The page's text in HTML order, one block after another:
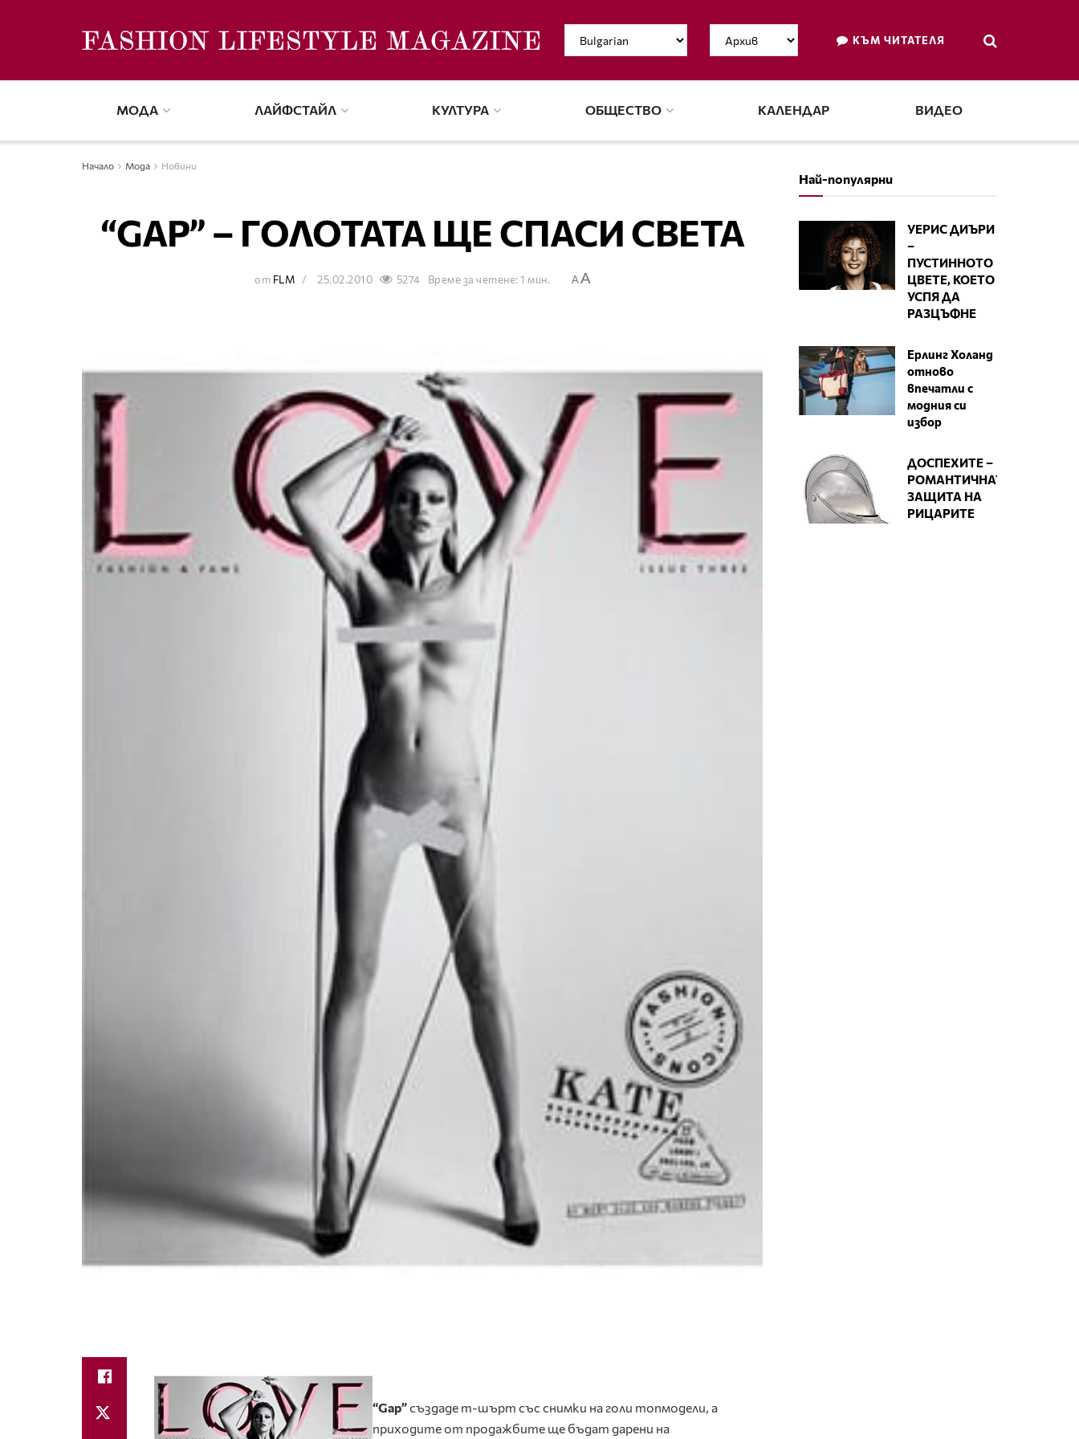
КЪМ ЧИТАТЕЛЯ
МОДА ЛАЙФСТАЙЛ КУЛТУРА ОБЩЕСТВО КАЛЕНДАР ВИДЕО
Начало Мода Новини
“GAP” – ГОЛОТАТА ЩЕ СПАСИ СВЕТА
от FLM 25.02.2010 5274 Време за четене: 1 мин. AA
“Gap”създаде т-шърт със снимки на голи топмодели, а
приходите от продажбите ще бъдат дарени на
Най-популярни
УЕРИС ДИЪРИ
–
ПУСТИННОТО
ЦВЕТЕ, КОЕТО
УСПЯ ДА
РАЗЦЪФНЕ
Ерлинг Холанд
отново
впечатли с
модния си
избор
ДОСПЕХИТЕ –
РОМАНТИЧНАТА
ЗАЩИТА НА
РИЦАРИТЕ